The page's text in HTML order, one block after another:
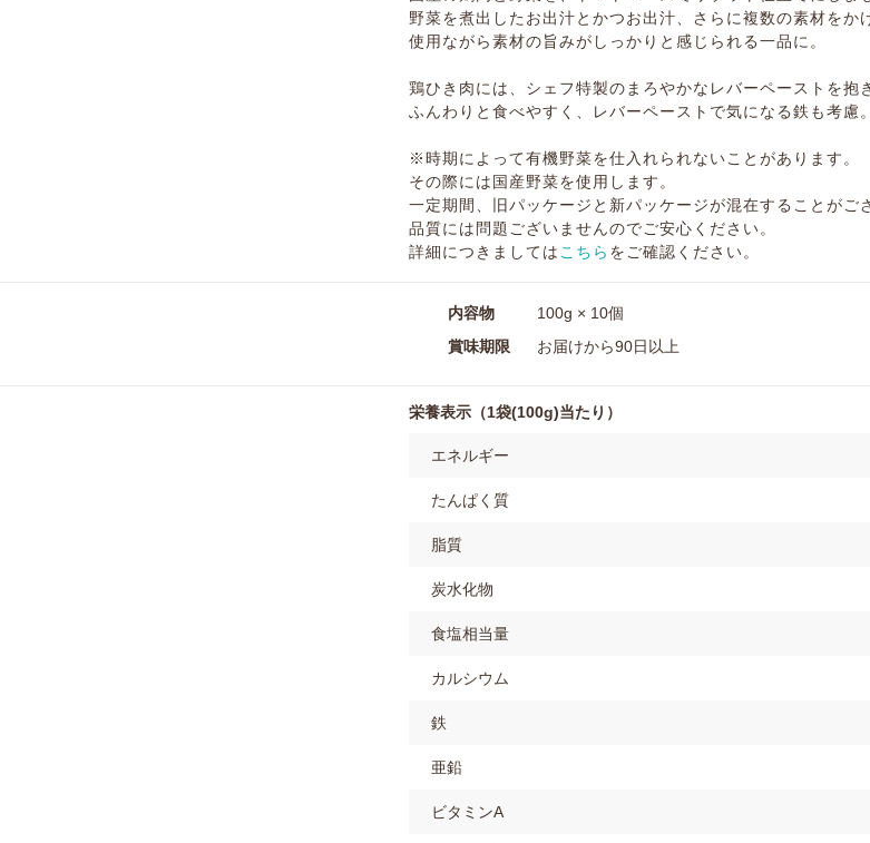
野菜を煮出したお出汁とかつお出汁、さらに複数の素材をか
使用ながら素材の旨みがしっかりと感じられる一品に。
鶏ひき肉には、シェフ特製のまろやかなレバーペーストを抱
ふんわりと食べやすく、レバーペーストで気になる鉄も考慮。
※時期によって有機野菜を仕入れられないことがあります。
その際には国産野菜を使用します。
一定期間、旧パッケージと新パッケージが混在することがご
品質には問題ございませんのでご安心ください。
詳細につきましては こちら をご確認ください。
内容物
100g × 10個
賞味期限
お届けから90日以上
栄養表示（1袋(100g)当たり）
エネルギー
たんぱく質
脂質
炭水化物
食塩相当量
カルシウム
鉄
亜鉛
ビタミンA